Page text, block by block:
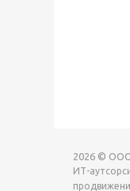
2026 ©
ИТ-